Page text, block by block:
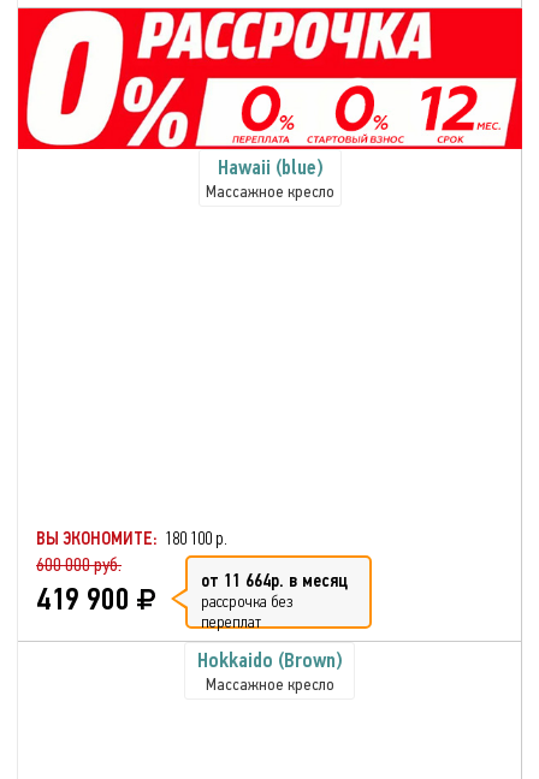
Hawaii (blue)
Массажное кресло
ВЫ ЭКОНОМИТЕ: 180 100 р.
600 000 руб.
419 900 от 11 664р. в месяц
рассрочка без
переплат
Hokkaido (Brown)
Массажное кресло